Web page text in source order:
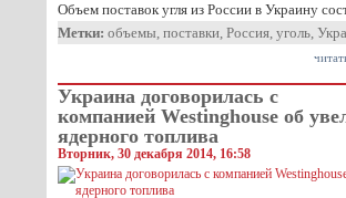
Объем поставок угля из России в Украину
Метки: объемы, поставки, Россия, уголь,
Украина договорилась с
компанией Westinghouse об
ядерного топлива
Вторник, 30 декабря 2014, 16:58